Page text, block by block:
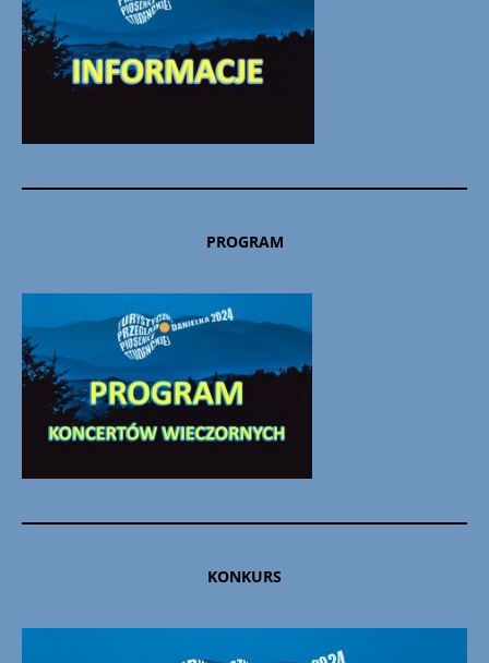
PROGRAM
KONKURS